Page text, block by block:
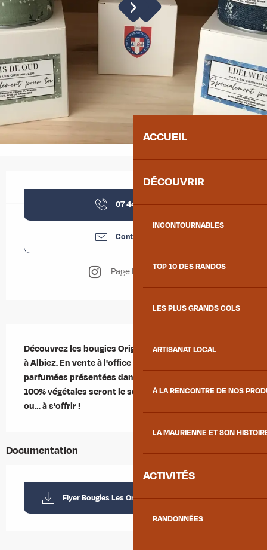
ACCUEIL
DÉCOUVRIR
INCONTOURNABLES
TOP 10 DES RANDOS
LES PLUS GRANDS COLS
ARTISANAT LOCAL
À LA RENCONTRE DE NOS
LA MAURIENNE ET SON
ACTIVITÉS
RANDONNÉES
07 44 72 44▒▒
Contactez-nous
Page Instagram
Découvrez les bougies Originelles faîtes 100% maison
à Albiez. En vente à l'office de tourisme, ces bougies
parfumées présentées dans de jolies boîtes en métal,
100% végétales seront le souvenir idéal à rapporter
ou… à s'offrir !
Documentation
Flyer Bougies Les Originelles